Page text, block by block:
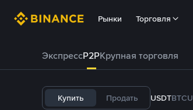
Рынки Торговля
ЭкспрессP2PКрупная торговля
Купить Продать USDTBTCU